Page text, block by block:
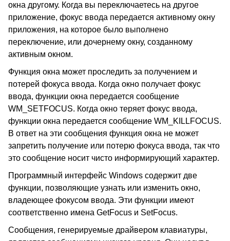
окна другому. Когда вы переключаетесь на другое
приложение, фокус ввода передается активному окну
приложения, на которое было выполнено
переключение, или дочернему окну, созданному
активным окном.
Функция окна может проследить за получением и
потерей фокуса ввода. Когда окно получает фокус
ввода, функции окна передается сообщение
WM_SETFOCUS. Когда окно теряет фокус ввода,
функции окна передается сообщение WM_KILLFOCUS.
В ответ на эти сообщения функция окна не может
запретить получение или потерю фокуса ввода, так что
это сообщение носит чисто информирующий характер.
Программный интерфейс Windows содержит две
функции, позволяющие узнать или изменить окно,
владеющее фокусом ввода. Эти функции имеют
соответственно имена GetFocus и SetFocus.
Сообщения, генерируемые драйвером клавиатуры,